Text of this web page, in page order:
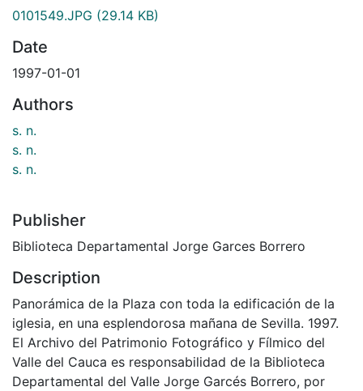
0101549.JPG (29.14 KB)
Date
1997-01-01
Authors
s. n.
s. n.
s. n.
Publisher
Biblioteca Departamental Jorge Garces Borrero
Description
Panorámica de la Plaza con toda la edificación de la
iglesia, en una esplendorosa mañana de Sevilla. 1997.
El Archivo del Patrimonio Fotográfico y Fílmico del
Valle del Cauca es responsabilidad de la Biblioteca
Departamental del Valle Jorge Garcés Borrero, por